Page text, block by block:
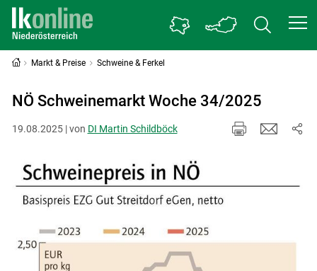
Markt & Preise Schweine & Ferkel
NÖ Schweinemarkt Woche 34/2025
19.08.2025 | von DI Martin Schildböck